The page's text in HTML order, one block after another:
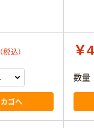
（税込）
カゴへ
￥
数量